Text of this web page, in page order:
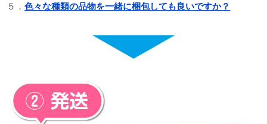
５．色々な種類の品物を一緒に梱包しても良いですか？